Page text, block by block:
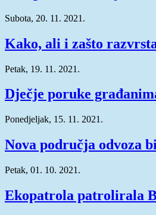
Subota, 20. 11. 2021.
Kako, ali i zašto
Petak, 19. 11. 2021.
Dječje poruke
Ponedjeljak, 15. 11. 2021.
Nova područja odvoza
Petak, 01. 10. 2021.
Ekopatrola patrolirala